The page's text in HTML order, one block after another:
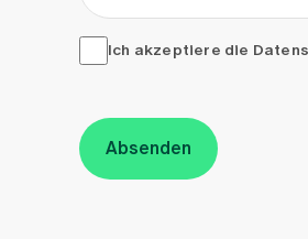
Ich akzeptiere die <a
Ich akzeptiere die
Absenden